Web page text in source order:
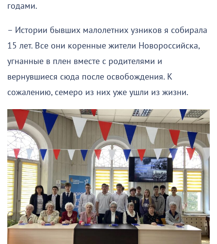
годами.
– Истории бывших малолетних узников я собирала
15 лет. Все они коренные жители Новороссийска,
угнанные в плен вместе с родителями и
вернувшиеся сюда после освобождения. К
сожалению, семеро из них уже ушли из жизни.